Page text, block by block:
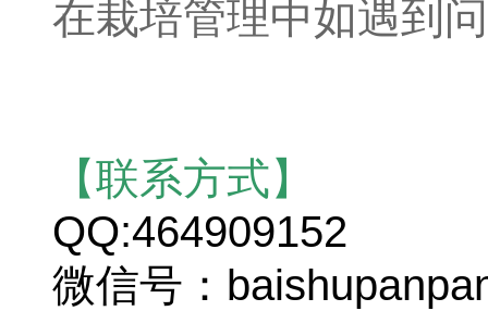
在栽培管理中如遇到
【联系方式】
QQ:464909152
微信号：